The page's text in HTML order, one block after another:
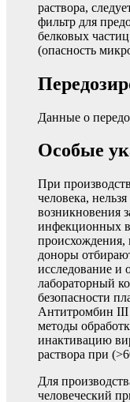
раствора,
фильтр для
белковых
(опасность
Данные о
Особые
При
человека,
возникновения
инфекционных
происхождения,
доноры
исследование и
лабораторный
безопасности
Антитромбин III
методы
инактивацию
раствора при
Для
человеческий